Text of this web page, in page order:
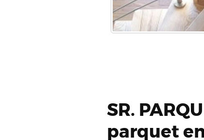
SR.
parquet